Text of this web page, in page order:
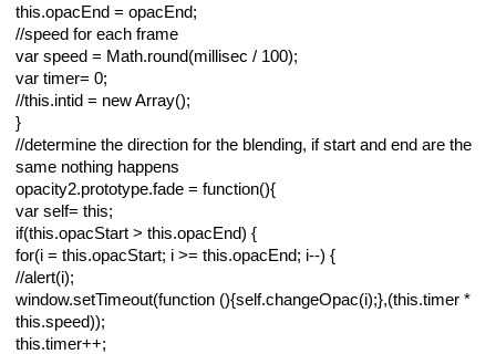
this.opacEnd = opacEnd;
//speed for each frame
var speed = Math.round(millisec / 100);
var timer= 0;
//this.intid = new Array();
}
//determine the direction for the blending, if start and end are the
same nothing happens
opacity2.prototype.fade = function(){
var self= this;
if(this.opacStart > this.opacEnd) {
for(i = this.opacStart; i >= this.opacEnd; i--) {
//alert(i);
window.setTimeout(function (){self.changeOpac(i);},(this.timer *
this.speed));
this.timer++;